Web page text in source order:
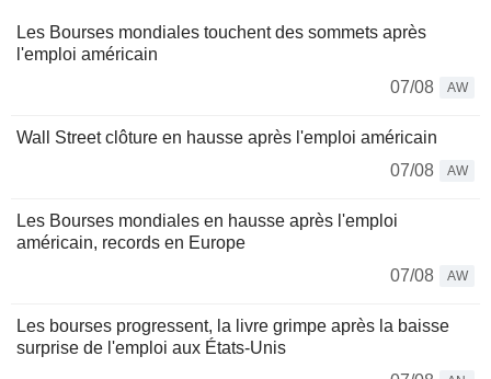
Les Bourses mondiales touchent des sommets après
l'emploi américain
07/08
AW
Wall Street clôture en hausse après l'emploi américain
07/08
AW
Les Bourses mondiales en hausse après l'emploi
américain, records en Europe
07/08
AW
Les bourses progressent, la livre grimpe après la baisse
surprise de l'emploi aux États-Unis